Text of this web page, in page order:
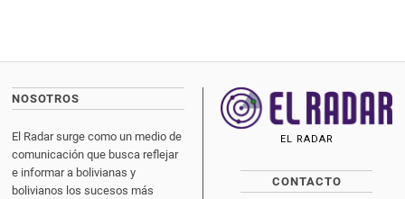
NOSOTROS
El Radar surge como un medio de
comunicación que busca reflejar
e informar a bolivianas y
bolivianos los sucesos más
EL RADAR
CONTACTO